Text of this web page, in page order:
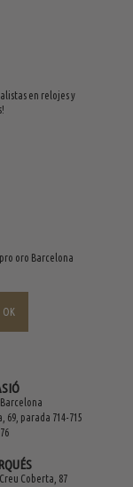
en relojes y
oro Barcelona
69, parada 714-715
Coberta, 87